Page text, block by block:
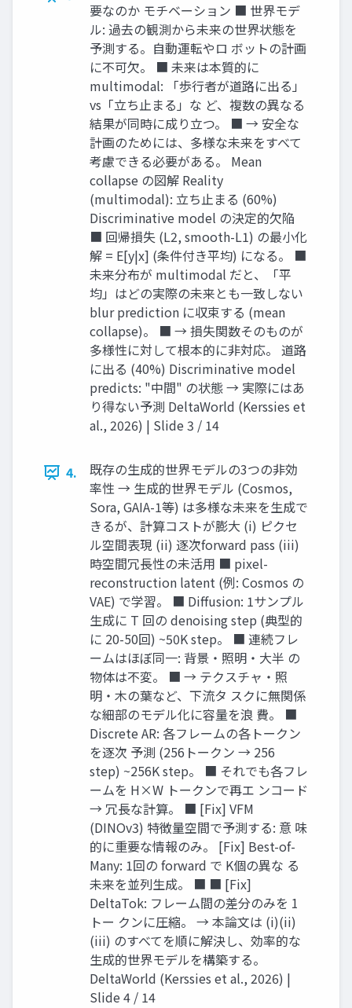
要なのか モチベーション ■ 世界モデ
ル: 過去の観測から未来の世界状態を
予測する。自動運転やロ ボットの計画
に不可欠。 ■ 未来は本質的に
multimodal: 「歩行者が道路に出る」
vs「立ち止まる」な ど、複数の異なる
結果が同時に成り立つ。 ■ → 安全な
計画のためには、多様な未来をすべて
考慮できる必要がある。 Mean
collapse の図解 Reality
(multimodal): 立ち止まる (60%)
Discriminative model の決定的欠陥
■ 回帰損失 (L2, smooth-L1) の最小化
解 = E[y|x] (条件付き平均) になる。 ■
未来分布が multimodal だと、「平
均」はどの実際の未来とも一致しない
blur prediction に収束する (mean
collapse)。 ■ → 損失関数そのものが
多様性に対して根本的に非対応。 道路
に出る (40%) Discriminative model
predicts: "中間" の状態 → 実際にはあ
り得ない予測 DeltaWorld (Kerssies et
al., 2026) | Slide 3 / 14
4.
既存の生成的世界モデルの3つの非効
率性 → 生成的世界モデル (Cosmos,
Sora, GAIA-1等) は多様な未来を生成で
きるが、計算コストが膨大 (i) ピクセ
ル空間表現 (ii) 逐次forward pass (iii)
時空間冗長性の未活用 ■ pixel-
reconstruction latent (例: Cosmos の
VAE) で学習。 ■ Diffusion: 1サンプル
生成に T 回の denoising step (典型的
に 20-50回) ~50K step。 ■ 連続フレ
ームはほぼ同一: 背景・照明・大半 の
物体は不変。 ■ → テクスチャ・照
明・木の葉など、下流タ スクに無関係
な細部のモデル化に容量を浪 費。 ■
Discrete AR: 各フレームの各トークン
を逐次 予測 (256トークン → 256
step) ~256K step。 ■ それでも各フレ
ームを H×W トークンで再エ ンコード
→ 冗長な計算。 ■ [Fix] VFM
(DINOv3) 特徴量空間で予測する: 意 味
的に重要な情報のみ。 [Fix] Best-of-
Many: 1回の forward で K個の異な る
未来を並列生成。 ■ ■ [Fix]
DeltaTok: フレーム間の差分のみを 1
トー クンに圧縮。 → 本論文は (i)(ii)
(iii) のすべてを順に解決し、効率的な
生成的世界モデルを構築する。
DeltaWorld (Kerssies et al., 2026) |
Slide 4 / 14